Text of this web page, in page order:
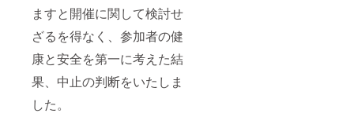
ますと開催に関して検討せ
ざるを得なく、参加者の健
康と安全を第一に考えた結
果、中止の判断をいたしま
した。